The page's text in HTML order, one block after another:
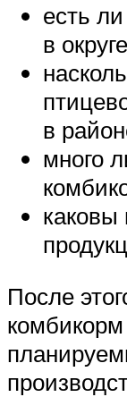
есть
в
в
много
каковы
После
комбикорм